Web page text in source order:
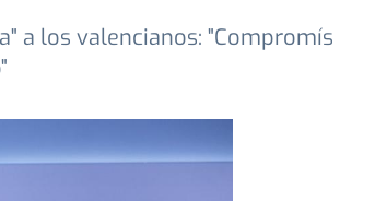
a los valencianos: "Compromís